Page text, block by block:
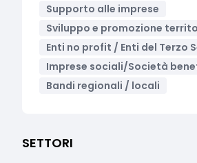
Supporto alle imprese
Sviluppo e promozione
Enti no profit / Enti del Terzo
Imprese sociali/Società
Bandi regionali / locali
SETTORI